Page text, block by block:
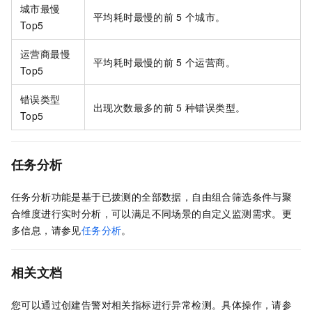
城市最慢
Top5
平均耗时最慢的前 5 个城市。
运营商最慢
Top5
平均耗时最慢的前 5 个运营商。
错误类型
Top5
出现次数最多的前 5 种错误类型。
任务分析
任务分析功能是基于已拨测的全部数据，自由组合筛选条件与聚
合维度进行实时分析，可以满足不同场景的自定义监测需求。更
多信息，请参见任务分析。
相关文档
您可以通过创建告警对相关指标进行异常检测。具体操作，请参